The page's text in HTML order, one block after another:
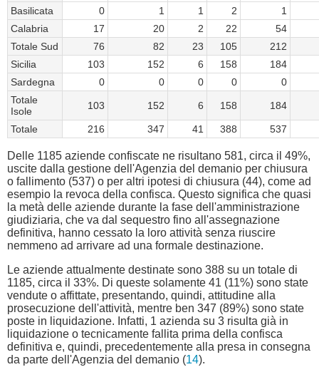
Basilicata
0 1 1 2
1
Calabria
17 20 2 22
54
Totale Sud
76 82 23 105
212
Sicilia
103 152 6 158
184
Sardegna
0 0 0 0
0
Totale
Isole
103 152 6 158 184
Totale 216 347 41 388 537
Delle 1185 aziende confiscate ne risultano 581, circa il 49%,
uscite dalla gestione dell'Agenzia del demanio per chiusura
o fallimento (537) o per altri ipotesi di chiusura (44), come ad
esempio la revoca della confisca. Questo significa che quasi
la metà delle aziende durante la fase dell'amministrazione
giudiziaria, che va dal sequestro fino all'assegnazione
definitiva, hanno cessato la loro attività senza riuscire
nemmeno ad arrivare ad una formale destinazione.
Le aziende attualmente destinate sono 388 su un totale di
1185, circa il 33%. Di queste solamente 41 (11%) sono state
vendute o affittate, presentando, quindi, attitudine alla
prosecuzione dell'attività, mentre ben 347 (89%) sono state
poste in liquidazione. Infatti, 1 azienda su 3 risulta già in
liquidazione o tecnicamente fallita prima della confisca
definitiva e, quindi, precedentemente alla presa in consegna
da parte dell'Agenzia del demanio (14).